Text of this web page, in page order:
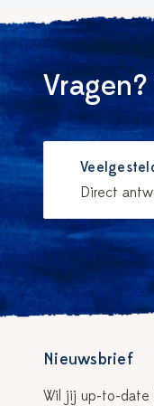
Direct
Nieuwsbrief
Wil jij up-to-date